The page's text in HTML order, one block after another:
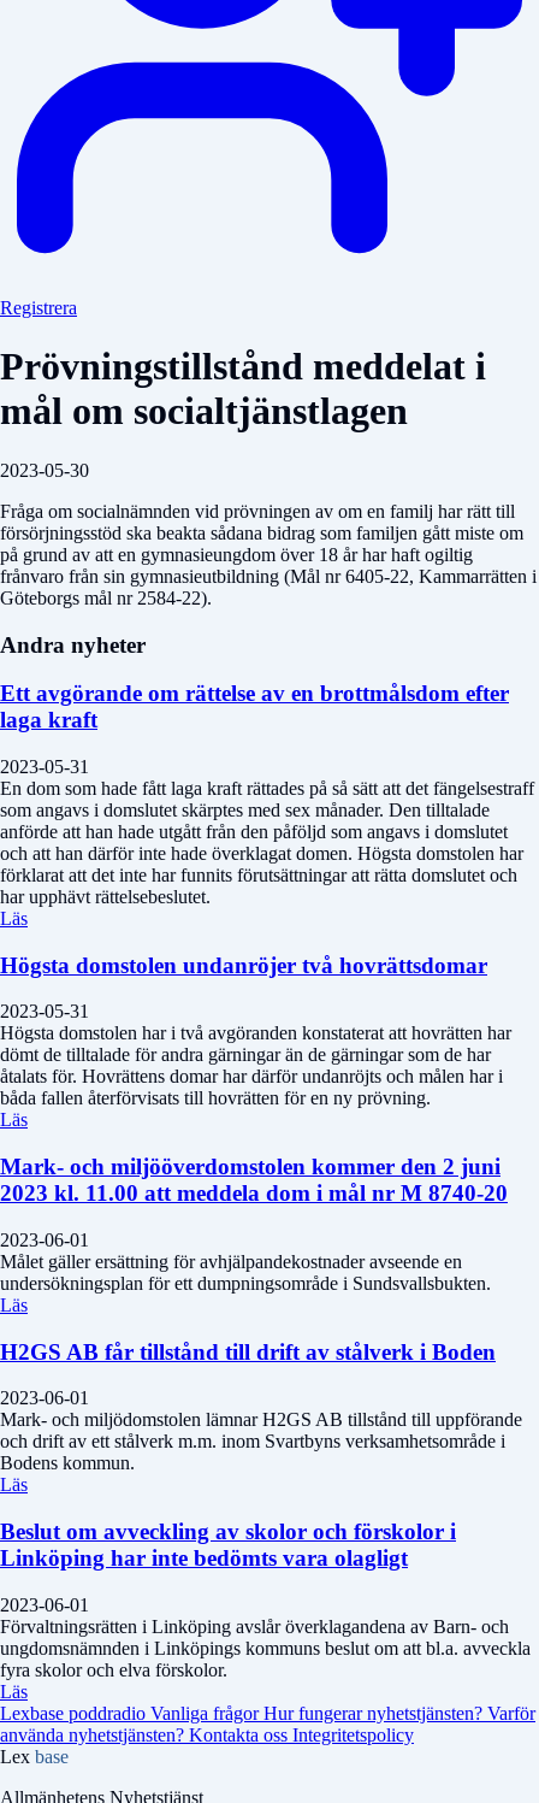
Registrera
Prövningstillstånd meddelat i
mål om socialtjänstlagen
2023-05-30
Fråga om socialnämnden vid prövningen av om en familj har rätt till
försörjningsstöd ska beakta sådana bidrag som familjen gått miste om
på grund av att en gymnasieungdom över 18 år har haft ogiltig
frånvaro från sin gymnasieutbildning (Mål nr 6405-22, Kammarrätten i
Göteborgs mål nr 2584-22).
Andra nyheter
Ett avgörande om rättelse av en brottmålsdom efter
laga kraft
2023-05-31
En dom som hade fått laga kraft rättades på så sätt att det fängelsestraff
som angavs i domslutet skärptes med sex månader. Den tilltalade
anförde att han hade utgått från den påföljd som angavs i domslutet
och att han därför inte hade överklagat domen. Högsta domstolen har
förklarat att det inte har funnits förutsättningar att rätta domslutet och
har upphävt rättelsebeslutet.
Läs
Högsta domstolen undanröjer två hovrättsdomar
2023-05-31
Högsta domstolen har i två avgöranden konstaterat att hovrätten har
dömt de tilltalade för andra gärningar än de gärningar som de har
åtalats för. Hovrättens domar har därför undanröjts och målen har i
båda fallen återförvisats till hovrätten för en ny prövning.
Läs
Mark- och miljööverdomstolen kommer den 2 juni
2023 kl. 11.00 att meddela dom i mål nr M 8740-20
2023-06-01
Målet gäller ersättning för avhjälpandekostnader avseende en
undersökningsplan för ett dumpningsområde i Sundsvallsbukten.
Läs
H2GS AB får tillstånd till drift av stålverk i Boden
2023-06-01
Mark- och miljödomstolen lämnar H2GS AB tillstånd till uppförande
och drift av ett stålverk m.m. inom Svartbyns verksamhetsområde i
Bodens kommun.
Läs
Beslut om avveckling av skolor och förskolor i
Linköping har inte bedömts vara olagligt
2023-06-01
Förvaltningsrätten i Linköping avslår överklagandena av Barn- och
ungdomsnämnden i Linköpings kommuns beslut om att bl.a. avveckla
fyra skolor och elva förskolor.
Läs
Lexbase poddradio Vanliga frågorHur fungerar nyhetstjänsten? Varför
använda nyhetstjänsten? Kontakta oss Integritetspolicy
Lex base
Allmänhetens Nyhetstjänst